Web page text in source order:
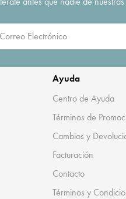
Ayuda
Centro de Ayuda
Términos de
Cambios y
Facturación
Contacto
Términos y